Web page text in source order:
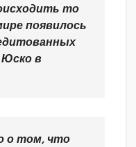
то
появилось
Юско в
о том, что